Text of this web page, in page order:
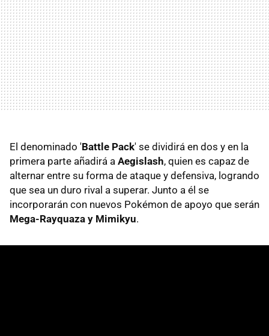
El denominado 'Battle Pack' se dividirá en dos y en la
primera parte añadirá a Aegislash, quien es capaz de
alternar entre su forma de ataque y defensiva, logrando
que sea un duro rival a superar. Junto a él se
incorporarán con nuevos Pokémon de apoyo que serán
Mega-Rayquaza y Mimikyu.